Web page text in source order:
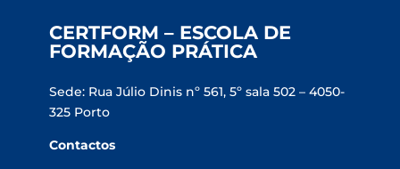
CERTFORM – ESCOLA DE
FORMAÇÃO PRÁTICA
Sede: Rua Júlio Dinis nº 561, 5º sala 502 – 4050-
325 Porto
Contactos